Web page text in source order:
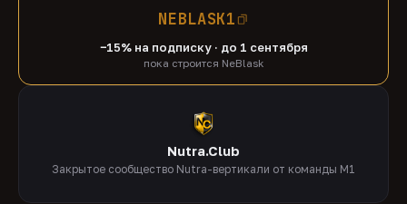
NEBLASK1
−15% на подписку · до 1 сентября
пока строится NeBlask
Nutra.Club
Закрытое сообщество Nutra-вертикали от команды M1